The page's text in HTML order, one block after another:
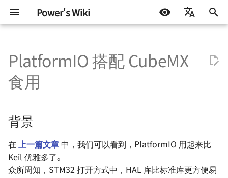
Power's Wiki
English
初
始
搜
索
引
硬件设计 基础知识
通信协议
电源设计
半导体测试
测试协议
ATE Mixed Signal Test
ATE Coding Syntax
HAL 库开发笔记 - 环境配置
HAL 库开发笔记 - GPIO
HAL 库开发笔记 - 外部中断
HAL 库开发笔记 - 串口通信
HAL 库开发笔记 - DMA
背景
初始化项目
CubeMX 的初始化操作
PlatformIO 的初始化操作
尽情享用吧！
DOCKER Docker 基础知识
LINUX
Linux 学习笔记 - 基础知识
嵌入式 Linux - GPIO 子系
BeagleBone 系列 - 基本
杂七杂八
HTML 学习笔记
Git 学习笔记
双系统极简安装指南
机器学习入门 - 基础流程
机器学习入门 - 环境搭建
机器学习入门 - 模型评估指标
其他
机器学习常用的包
生活琐记 LIFEHACK
折腾不止
自托管 Self-Host
一些小技巧
PlatformIO 搭配 CubeMX
食用
背景
在 上一篇文章中，我们可以看到，PlatformIO 用起来比
Keil 优雅多了。
众所周知，STM32 打开方式中，HAL 库比标准库更方便易